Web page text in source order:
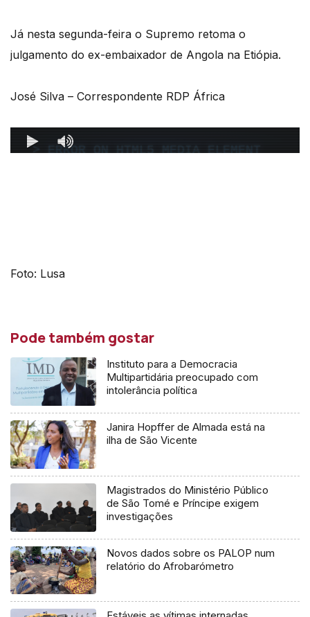
Já nesta segunda-feira o Supremo retoma o
julgamento do ex-embaixador de Angola na Etiópia.
José Silva – Correspondente RDP África
Foto: Lusa
Pode também gostar
Instituto para a Democracia
Multipartidária preocupado com
intolerância política
Janira Hopffer de Almada está na
ilha de São Vicente
Magistrados do Ministério Público
de São Tomé e Príncipe exigem
investigações
Novos dados sobre os PALOP num
relatório do Afrobarómetro